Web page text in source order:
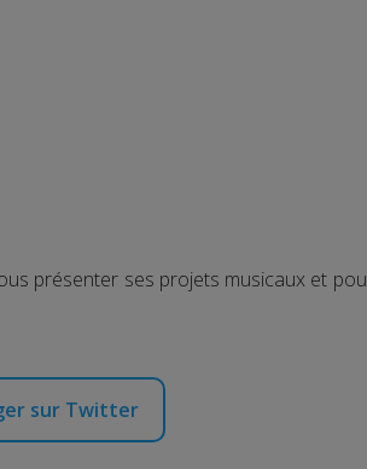
présenter ses projets musicaux et
sur Twitter